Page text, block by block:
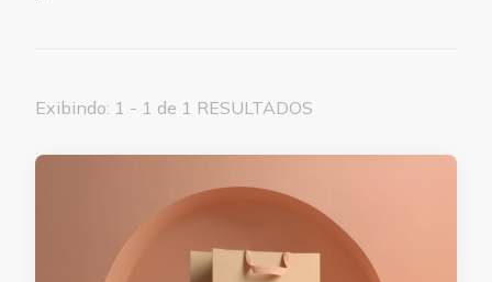
Exibindo: 1 - 1 de 1 RESULTADOS